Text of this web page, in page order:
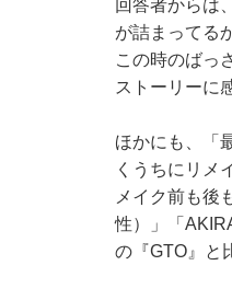
回答者からは
が詰まってる
この時のばっ
ストーリーに
ほかにも、「
くうちにリメ
メイク前も後
性）」「
の『GTO』と